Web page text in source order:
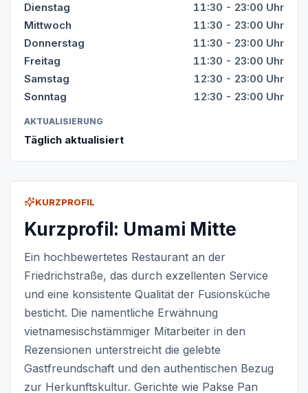
KURZPROFIL
Kurzprofil: Umami Mitte
Ein hochbewertetes Restaurant an der
Friedrichstraße, das durch exzellenten Service
und eine konsistente Qualität der Fusionsküche
besticht. Die namentliche Erwähnung
vietnamesischstämmiger Mitarbeiter in den
Rezensionen unterstreicht die gelebte
Gastfreundschaft und den authentischen Bezug
zur Herkunftskultur. Gerichte wie Pakse Pan
Dienstag
11:30 - 23:00 Uhr
Mittwoch
11:30 - 23:00 Uhr
Donnerstag
11:30 - 23:00 Uhr
Freitag
11:30 - 23:00 Uhr
Samstag
12:30 - 23:00 Uhr
Sonntag
12:30 - 23:00 Uhr
AKTUALISIERUNG
Täglich aktualisiert